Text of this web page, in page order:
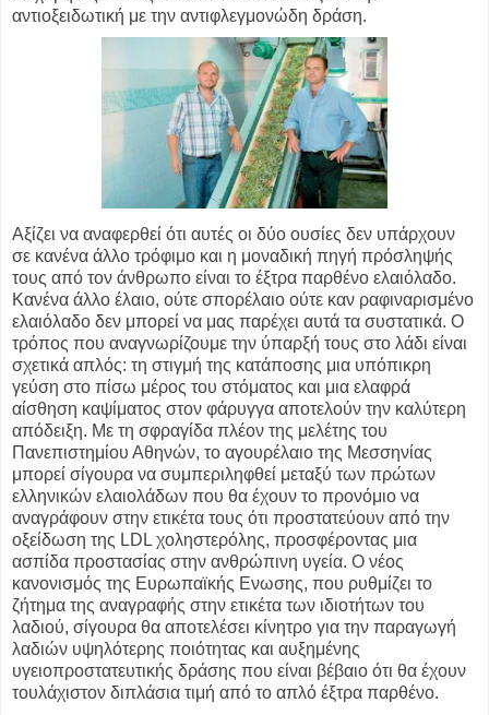
αντιοξειδωτική με την αντιφλεγμονώδη δράση.
Αξίζει να αναφερθεί ότι αυτές οι δύο ουσίες δεν υπάρχουν
σε κανένα άλλο τρόφιμο και η μοναδική πηγή πρόσληψής
τους από τον άνθρωπο είναι το έξτρα παρθένο ελαιόλαδο.
Κανένα άλλο έλαιο, ούτε σπορέλαιο ούτε καν ραφιναρισμένο
ελαιόλαδο δεν μπορεί να μας παρέχει αυτά τα συστατικά. Ο
τρόπος που αναγνωρίζουμε την ύπαρξή τους στο λάδι είναι
σχετικά απλός: τη στιγμή της κατάποσης μια υπόπικρη
γεύση στο πίσω μέρος του στόματος και μια ελαφρά
αίσθηση καψίματος στον φάρυγγα αποτελούν την καλύτερη
απόδειξη. Με τη σφραγίδα πλέον της μελέτης του
Πανεπιστημίου Αθηνών, το αγουρέλαιο της Μεσσηνίας
μπορεί σίγουρα να συμπεριληφθεί μεταξύ των πρώτων
ελληνικών ελαιολάδων που θα έχουν το προνόμιο να
αναγράφουν στην ετικέτα τους ότι προστατεύουν από την
οξείδωση της LDL χοληστερόλης, προσφέροντας μια
ασπίδα προστασίας στην ανθρώπινη υγεία. Ο νέος
κανονισμός της Ευρωπαϊκής Ενωσης, που ρυθμίζει το
ζήτημα της αναγραφής στην ετικέτα των ιδιοτήτων του
λαδιού, σίγουρα θα αποτελέσει κίνητρο για την παραγωγή
λαδιών υψηλότερης ποιότητας και αυξημένης
υγειοπροστατευτικής δράσης που είναι βέβαιο ότι θα έχουν
τουλάχιστον διπλάσια τιμή από το απλό έξτρα παρθένο.